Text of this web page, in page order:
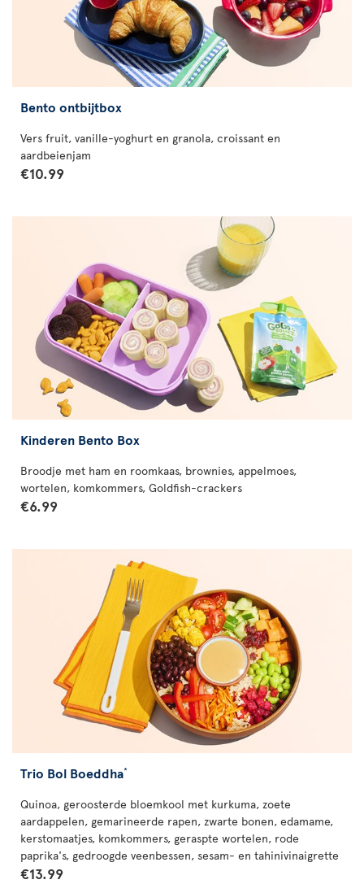
Bento ontbijtbox
Vers fruit, vanille-yoghurt en granola, croissant en
aardbeienjam
€10.99
Kinderen Bento Box
Broodje met ham en roomkaas, brownies, appelmoes,
wortelen, komkommers, Goldfish-crackers
€6.99
Trio Bol Boeddha*
Quinoa, geroosterde bloemkool met kurkuma, zoete
aardappelen, gemarineerde rapen, zwarte bonen, edamame,
kerstomaatjes, komkommers, geraspte wortelen, rode
paprika's, gedroogde veenbessen, sesam- en tahinivinaigrette
€13.99